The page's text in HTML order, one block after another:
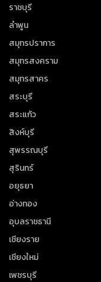
ราชบุรี
ลำพูน
สมุทรปราการ
สมุทรสงคราม
สมุทรสาคร
สระบุรี
สระแก้ว
สิงห์บุรี
สุพรรณบุรี
สุรินทร์
อยุธยา
อ่างทอง
อุบลราชธานี
เชียงราย
เชียงใหม่
เพชรบุรี